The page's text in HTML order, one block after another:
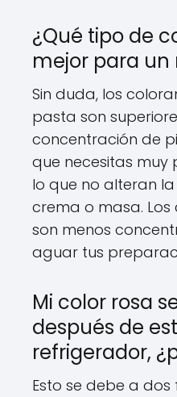
¿Qué tipo de
mejor para un
Sin duda, los
pasta son
concentración de
que necesitas
lo que no alteran
crema o masa.
son menos
aguar tus
Mi color rosa
después de
refrigerador,
Esto se debe a dos